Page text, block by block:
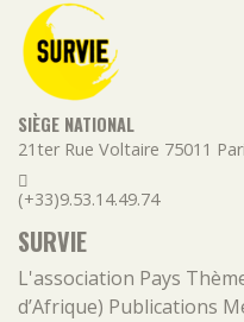
SIÈGE NATIONAL
21ter Rue Voltaire 75011
(+33)9.53.14.49.74
SURVIE
L'association Pays
d’Afrique) Publications